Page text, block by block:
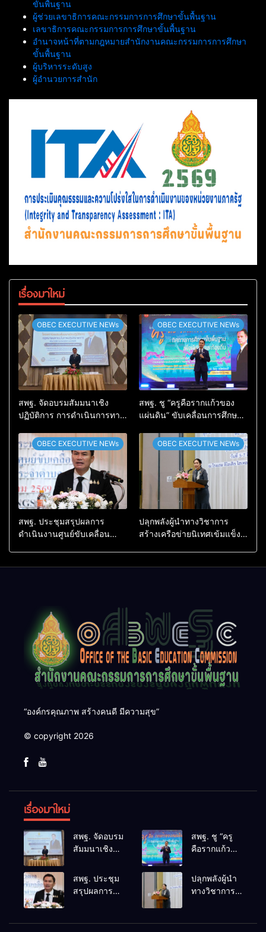
ขั้นพื้นฐาน
ผู้ช่วยเลขาธิการคณะกรรมการการศึกษาขั้นพื้นฐาน
เลขาธิการคณะกรรมการการศึกษาขั้นพื้นฐาน
อำนาจหน้าที่ตามกฎหมายสำนักงานคณะกรรมการการศึกษา
ขั้นพื้นฐาน
ผู้บริหารระดับสูง
ผู้อำนวยการสำนัก
เรื่องมาใหม่
OBEC EXECUTIVE NEWs
สพฐ. จัดอบรมสัมมนาเชิง
ปฏิบัติการ การดำเนินการทาง
อบรมผู้จะเป็นกรรมการ
สอบสวน (ตามหลักสูตร
ก.ค.ศ.)
OBEC EXECUTIVE NEWs
สพฐ. ชู “ครูคือรากแก้วของ
แผ่นดิน” ขับเคลื่อนการศึกษา
สร้างผู้เรียนเต็มศักยภาพ
OBEC EXECUTIVE NEWs
สพฐ. ประชุมสรุปผลการ
ดำเนินงานศูนย์ขับเคลื่อน
OBEC EXECUTIVE NEWs
ปลุกพลังผู้นำทางวิชาการ
สร้างเครือข่ายนิเทศเข้มแข็ง
“องค์กรคุณภาพ สร้างคนดี มีความสุข”
© copyright 2026
เรื่องมาใหม่
สพฐ. จัดอบรม
สัมมนาเชิง
การดำเนิน
การทางวินัย
อย่างร้ายแรง
อบรมผู้จะเป็น
สพฐ. ชู “ครู
คือรากแก้ว
ขับเคลื่อนการ
ศึกษาชาติ
ชุมชน สร้างผู้
สพฐ. ประชุม
สรุปผลการ
ปลุกพลังผู้นำ
ทางวิชาการ